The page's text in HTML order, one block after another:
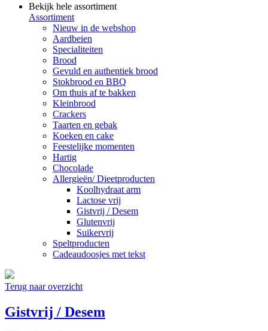
Bekijk hele assortiment
Assortiment
Nieuw in de webshop
Aardbeien
Specialiteiten
Brood
Gevuld en authentiek brood
Stokbrood en BBQ
Om thuis af te bakken
Kleinbrood
Crackers
Taarten en gebak
Koeken en cake
Feestelijke momenten
Hartig
Chocolade
Allergieën/ Dieetproducten
Koolhydraat arm
Lactose vrij
Gistvrij / Desem
Glutenvrij
Suikervrij
Speltproducten
Cadeaudoosjes met tekst
Terug naar overzicht
Gistvrij / Desem